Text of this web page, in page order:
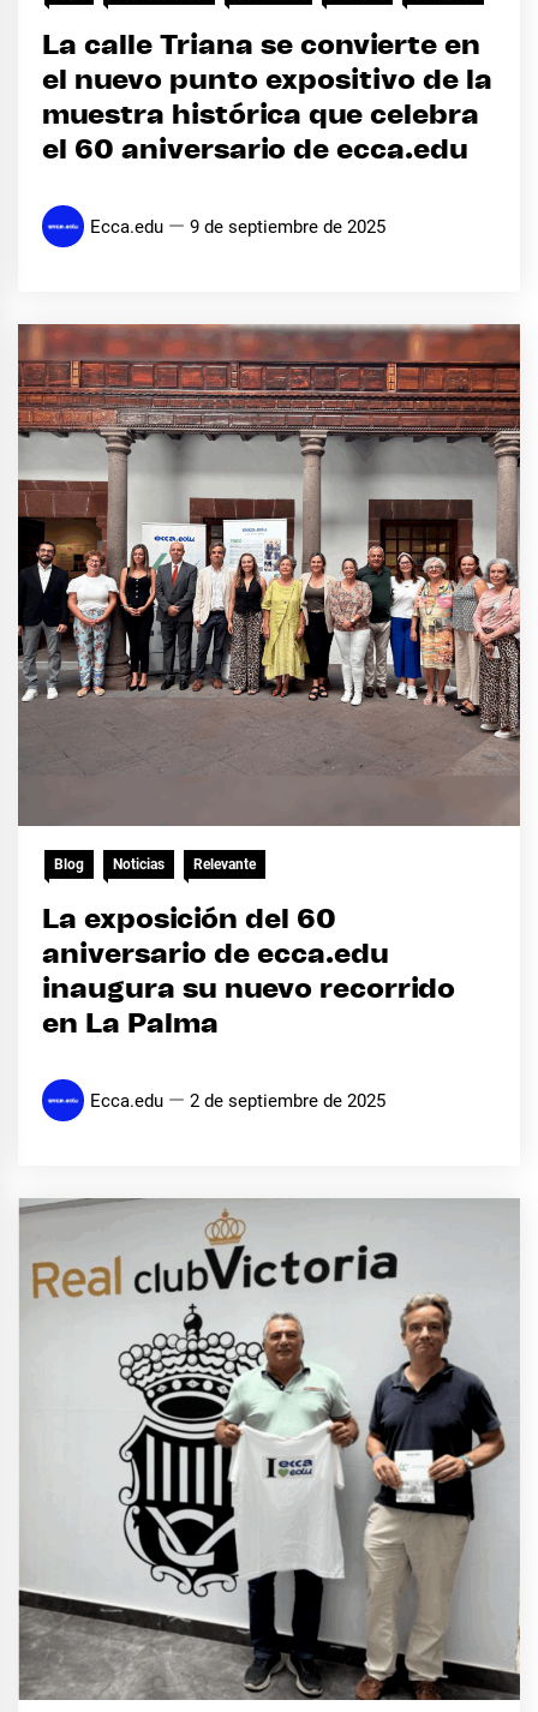
La calle Triana se convierte en
el nuevo punto expositivo de la
muestra histórica que celebra
el 60 aniversario de ecca.edu
Ecca.edu 9 de septiembre de 2025
Blog Noticias Relevante
La exposición del 60
aniversario de ecca.edu
inaugura su nuevo recorrido
en La Palma
Ecca.edu 2 de septiembre de 2025